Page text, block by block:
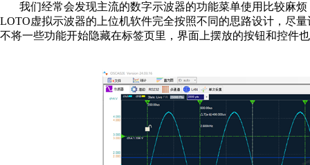
我们经常会发现主流的数字示波器的功能菜单使用比较麻
LOTO虚拟示波器的上位机软件完全按照不同的思路设计，尽
不将一些功能开始隐藏在标签页里，界面上摆放的按钮和控件